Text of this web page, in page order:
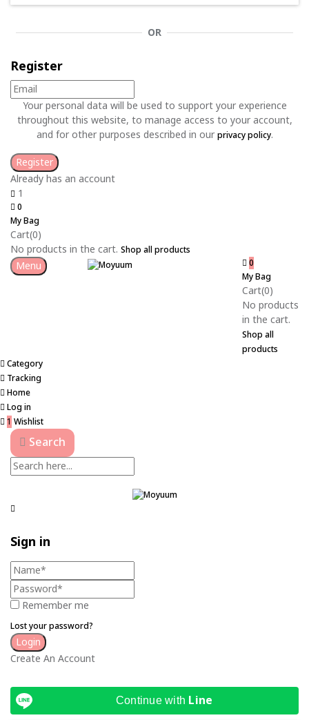
OR
Register
Your personal data will be used to support your experience
throughout this website, to manage access to your account,
and for other purposes described in our privacy policy.
Already has an account
1
0
My Bag
Cart(0)
No products in the cart. Shop all products
Menu
0
My Bag
Cart(0)
No products
in the cart.
Shop all
products
Category
Tracking
Home
Log in
1 Wishlist
Search
Sign in
Remember me
Lost your password?
Create An Account
Continue with Line